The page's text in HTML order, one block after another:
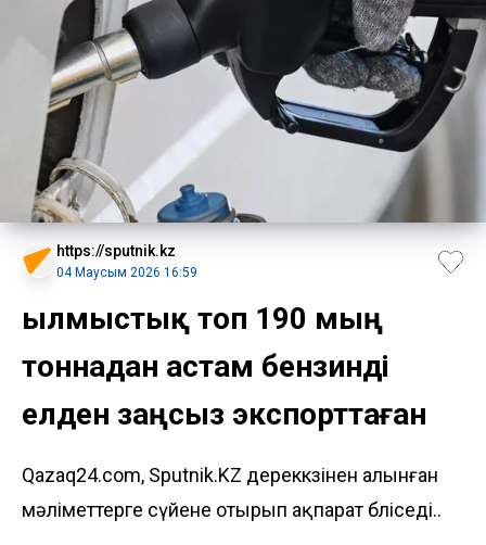
https://sputnik.kz
04 Маусым 2026 16:59
Қылмыстық топ 190 мың
тоннадан астам бензинді
елден заңсыз экспорттаған
Qazaq24.com, Sputnik.KZ дереккөзінен алынған
мәліметтерге сүйене отырып ақпарат бөліседі..